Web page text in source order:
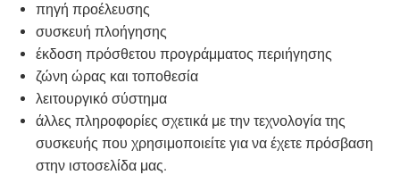
πηγή προέλευσης
συσκευή πλοήγησης
έκδοση πρόσθετου προγράμματος περιήγησης
ζώνη ώρας και τοποθεσία
λειτουργικό σύστημα
άλλες πληροφορίες σχετικά με την τεχνολογία της
συσκευής που χρησιμοποιείτε για να έχετε πρόσβαση
στην ιστοσελίδα μας.